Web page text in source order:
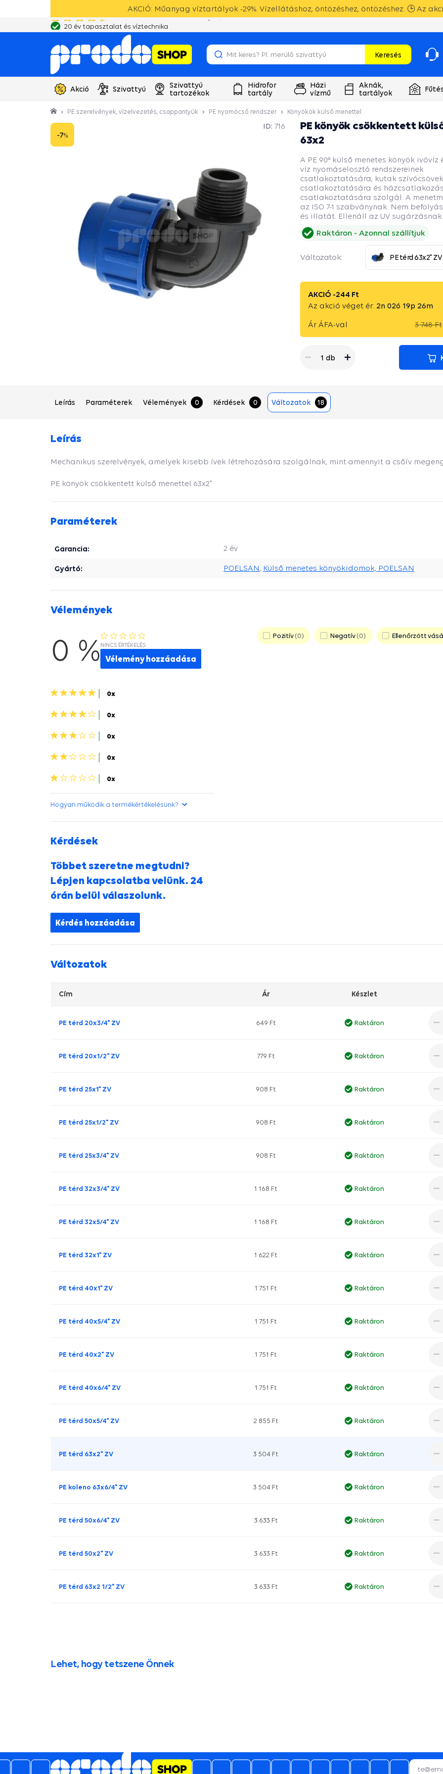
AKCIÓ: Műanyag víztartályok -29%. Vízellátáshoz, öntözéshez, öntözéshez. 🕒 Az
20 év tapasztalat és víztechnika
Keresés
Akció Szivattyú
Szivattyú
tartozékok
Hidrofor
tartály
Házi
vízmű
Aknák,
tartályok
Fűtés
PE szerelvények, vízelvezetés, csappantyúk PE nyomócső rendszer Könyökök külső menettel
-7%
PE könyök csökkentett
63x2
ID: 716
A PE 90° külső menetes könyök
víz nyomáselosztó rendszereinek
csatlakoztatására, kutak szívócsövek
csatlakoztatására és
csatlakoztatására szolgál. A
az ISO 7-1 szabványnak. Nem
és illatát. Ellenáll az UV sugárzásnak.
Raktáron Azonnal szállítjuk
Változatok: PE térd 63x2" ZV
AKCIÓ -244 Ft
Az akció véget ér: 2n 02ó 19p 25m
Ár ÁFA-val 3 748 Ft
1 db
Leírás Paraméterek Vélemények 0 Kérdések 0 Változatok 18
Leírás
Mechanikus szerelvények, amelyek kisebb ívek létrehozására szolgálnak, mint amennyit a csőív
PE könyök csökkentett külső menettel 63x2"
Paraméterek
Garancia: 2 év
Gyártó: POELSAN, Külső menetes könyökidomok, POELSAN
Vélemények
0 % NINCS ÉRTÉKELÉS
Vélemény hozzáadása
5
0x
4
0x
3
0x
2
0x
1
0x
Hogyan működik a termékértékelésünk?
Pozitív 0 Negatív 0 Ellenőrzött
Kérdések
Többet szeretne megtudni?
Lépjen kapcsolatba velünk. 24
órán belül válaszolunk.
Kérdés hozzáadása
Változatok
Cím Ár Készlet
PE térd 20x3/4" ZV 649 Ft Raktáron
PE térd 20x1/2" ZV 779 Ft Raktáron
PE térd 25x1" ZV 908 Ft Raktáron
PE térd 25x1/2" ZV 908 Ft Raktáron
PE térd 25x3/4" ZV 908 Ft Raktáron
PE térd 32x3/4" ZV 1 168 Ft Raktáron
PE térd 32x5/4" ZV 1 168 Ft Raktáron
PE térd 32x1" ZV 1 622 Ft Raktáron
PE térd 40x1" ZV 1 751 Ft Raktáron
PE térd 40x5/4" ZV 1 751 Ft Raktáron
PE térd 40x2" ZV 1 751 Ft Raktáron
PE térd 40x6/4" ZV 1 751 Ft Raktáron
PE térd 50x5/4" ZV 2 855 Ft Raktáron
PE térd 63x2" ZV 3 504 Ft Raktáron
PE koleno 63x6/4" ZV 3 504 Ft Raktáron
PE térd 50x6/4" ZV 3 633 Ft Raktáron
PE térd 50x2" ZV 3 633 Ft Raktáron
PE térd 63x2 1/2" ZV 3 633 Ft Raktáron
Lehet, hogy tetszene Önnek